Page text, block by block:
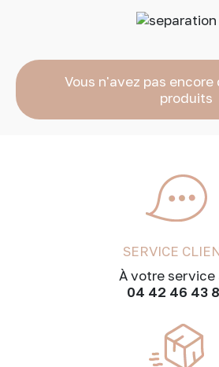
Vous n'avez pas
produits
SERVICE
À votre service
04 42 46 43